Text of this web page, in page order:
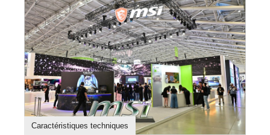
Caractéristiques techniques